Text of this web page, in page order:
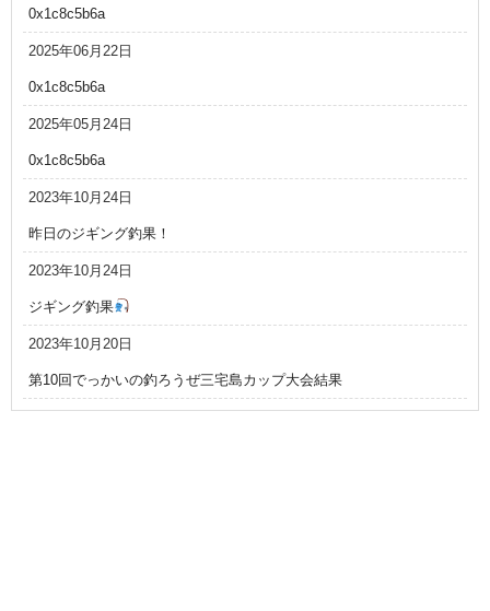
0x1c8c5b6a
2025年06月22日
0x1c8c5b6a
2025年05月24日
0x1c8c5b6a
2023年10月24日
昨日のジギング釣果！
2023年10月24日
ジギング釣果
2023年10月20日
第10回でっかいの釣ろうぜ三宅島カップ大会結果